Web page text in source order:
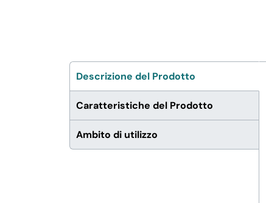
PERSONA E MEDICALI
AVVOLGENTI E CONTENITORI
Descrizione del Prodotto
Caratteristiche del Prodotto
Ambito di utilizzo